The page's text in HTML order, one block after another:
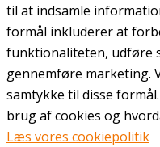
til at indsamle
formål inkluderer at
funktionaliteten, udføre
gennemføre marketing.
samtykke til disse
brug af cookies og
Læs vores cookiepolitik